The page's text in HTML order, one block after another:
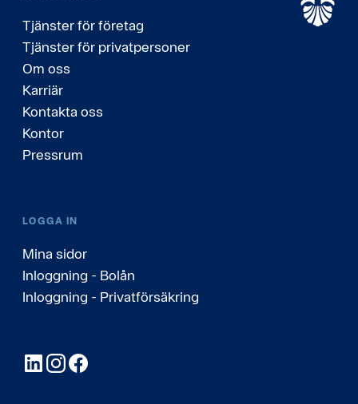
Tjänster för företag
Tjänster för privatpersoner
Om oss
Karriär
Kontakta oss
Kontor
Pressrum
LOGGA IN
Mina sidor
Inloggning - Bolån
Inloggning - Privatförsäkring
LinkedInInstagram